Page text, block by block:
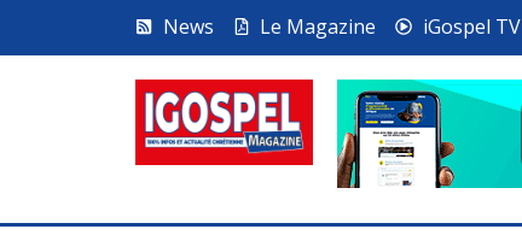
News Le Magazine iGospel TV